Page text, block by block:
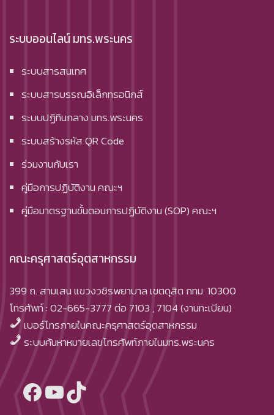
ระบบออนไลน์ มทร.พระนคร
ระบบสารสนเทศ
ระบบสารบรรณอิเล็กทรอนิกส์
ระบบปฏิทินกลาง มทร.พระนคร
ระบบสร้างรหัส QR Code
ร่วมงานกับเรา
คู่มือการปฏิบัติงาน คณะฯ
คู่มือมาตรฐานขั้นตอนการปฏิบัติงาน (SOP) คณะฯ
คณะครุศาสตร์อุตสาหกรรม
399 ถ. สามเสน แขวงวชิรพยาบาล เขตดุสิต กทม. 10300
โทรศัพท์ : 02-665-3777 ต่อ 7103 , 7104 (งานทะเบียน)
เบอร์โทรภายในคณะครุศาสตร์อุตสาหกรรม
ระบบค้นหาหมายเลขโทรศัพท์ภายในมทร.พระนคร
Facebook
YouTube
TikTok